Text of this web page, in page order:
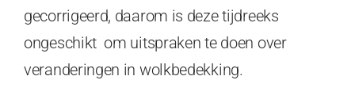
gecorrigeerd, daarom is deze tijdreeks
ongeschikt om uitspraken te doen over
veranderingen in wolkbedekking.